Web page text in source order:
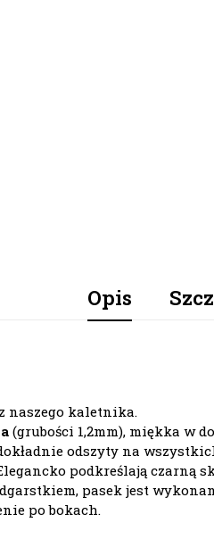
Opis
naszego kaletnika.
(grubości 1,2mm), miękka w
odszyty na
podkreślają czarną
pasek jest
po bokach.